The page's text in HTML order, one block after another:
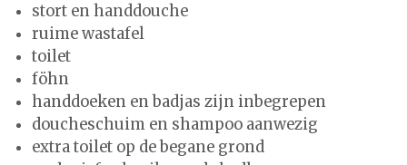
stort en handdouche
ruime wastafel
toilet
föhn
handdoeken en badjas zijn inbegrepen
doucheschuim en shampoo aanwezig
extra toilet op de begane grond